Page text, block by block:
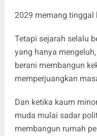
2029 memang tinggal
Tetapi sejarah selalu
yang hanya
berani membangun
memperjuangkan
Dan ketika kaum
muda mulai sadar
membangun rumah